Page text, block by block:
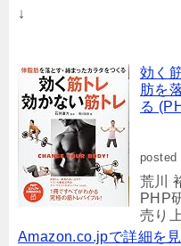
↓
効く
肪を
る
posted
荒川
PHP
売り
Amazon.co.jpで詳細を